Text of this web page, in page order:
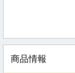
商品情報